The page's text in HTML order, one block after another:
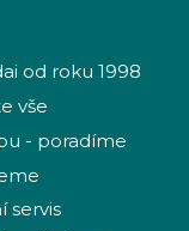
od roku 1998
vše
- poradíme
servis